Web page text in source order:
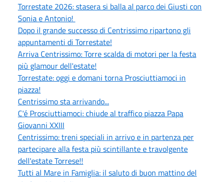
Torrestate 2026: stasera si balla al parco dei Giusti con
Sonia e Antonio!
Dopo il grande successo di Centrissimo ripartono gli
appuntamenti di Torrestate!
Arriva Centrissimo: Torre scalda di motori per la festa
più glamour dell'estate!
Torrestate: oggi e domani torna Prosciuttiamoci in
piazza!
Centrissimo sta arrivando...
C'é Prosciuttiamoci: chiude al traffico piazza Papa
Giovanni XXIII
Centrissimo: treni speciali in arrivo e in partenza per
partecipare alla festa più scintillante e travolgente
dell'estate Torrese!!
Tutti al Mare in Famiglia: il saluto di buon mattino del